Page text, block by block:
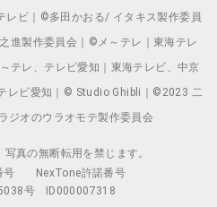
レビ｜©多田かおる/ イタキス製作委員
進製作委員会｜©メ～テレ｜東海テレ
テレ、テレビ愛知｜東海テレビ、中京
レビ愛知｜© Studio Ghibli｜©2023 二
ジオのウラオモテ製作委員会
真の無断転用を禁じます。
号
NexTone許諾番号
号
ID000007318